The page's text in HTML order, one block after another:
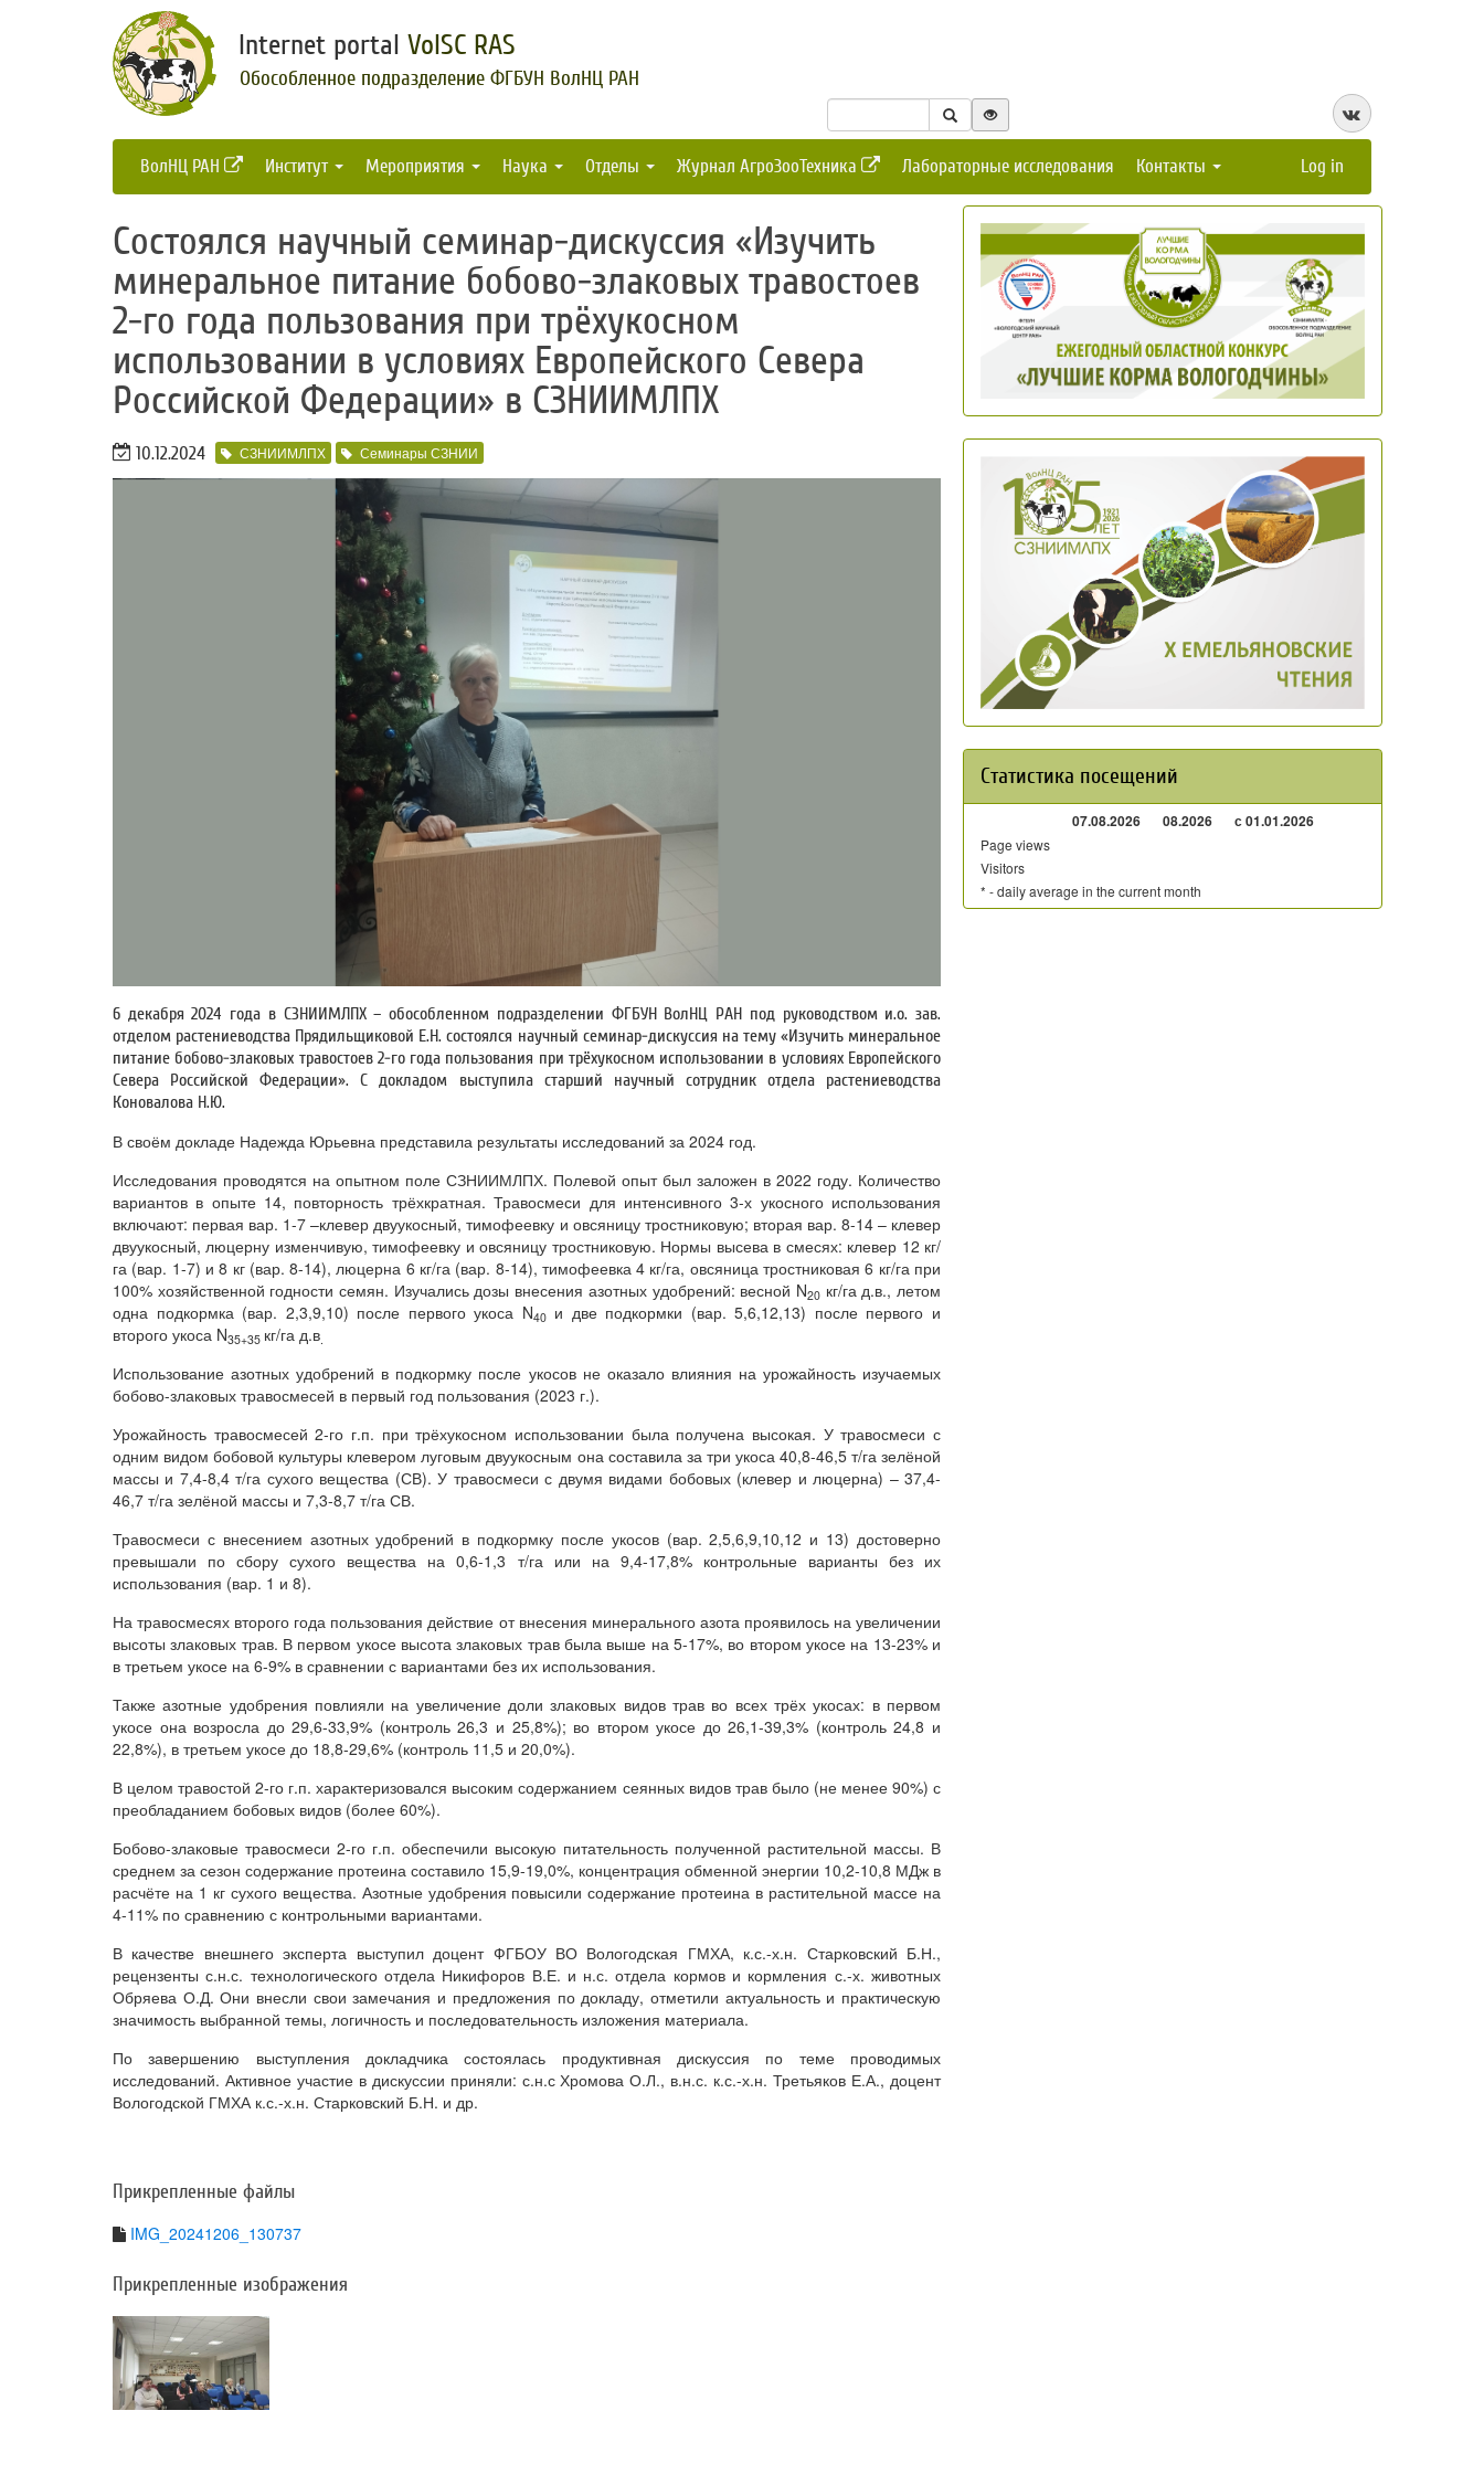
Internet portal VolSC RAS
Обособленное подразделение ФГБУН ВолНЦ РАН
ВолНЦ РАН Институт Мероприятия Наука Отделы Журнал АгроЗооТехника Лабораторные исследования Контакты Log in
Состоялся научный семинар-дискуссия «Изучить
минеральное питание бобово-злаковых травостоев
2-го года пользования при трёхукосном
использовании в условиях Европейского Севера
Российской Федерации» в СЗНИИМЛПХ
10.12.2024 СЗНИИМЛПХ Семинары СЗНИИ
6 декабря 2024 года в СЗНИИМЛПХ – обособленном подразделении ФГБУН ВолНЦ РАН под руководством и.о. зав.
отделом растениеводства Прядильщиковой Е.Н. состоялся научный семинар-дискуссия на тему «Изучить минеральное
питание бобово-злаковых травостоев 2-го года пользования при трёхукосном использовании в условиях Европейского
Севера Российской Федерации». С докладом выступила старший научный сотрудник отдела растениеводства
Коновалова Н.Ю.
В своём докладе Надежда Юрьевна представила результаты исследований за 2024 год.
Исследования проводятся на опытном поле СЗНИИМЛПХ. Полевой опыт был заложен в 2022 году. Количество
вариантов в опыте 14, повторность трёхкратная. Травосмеси для интенсивного 3-х укосного использования
включают: первая вар. 1-7 –клевер двуукосный, тимофеевку и овсяницу тростниковую; вторая вар. 8-14 – клевер
двуукосный, люцерну изменчивую, тимофеевку и овсяницу тростниковую. Нормы высева в смесях: клевер 12 кг/
га (вар. 1-7) и 8 кг (вар. 8-14), люцерна 6 кг/га (вар. 8-14), тимофеевка 4 кг/га, овсяница тростниковая 6 кг/га при
100% хозяйственной годности семян. Изучались дозы внесения азотных удобрений: весной N20кг/га д.в., летом
одна подкормка (вар. 2,3,9,10) после первого укоса N40и две подкормки (вар. 5,6,12,13) после первого и
второго укоса N35+35 кг/га д.в
Использование азотных удобрений в подкормку после укосов не оказало влияния на урожайность изучаемых
бобово-злаковых травосмесей в первый год пользования (2023 г.).
Урожайность травосмесей 2-го г.п. при трёхукосном использовании была получена высокая. У травосмеси с
одним видом бобовой культуры клевером луговым двуукосным она составила за три укоса 40,8-46,5 т/га зелёной
массы и 7,4-8,4 т/га сухого вещества (СВ). У травосмеси с двумя видами бобовых (клевер и люцерна) – 37,4-
46,7 т/га зелёной массы и 7,3-8,7 т/га СВ.
Травосмеси с внесением азотных удобрений в подкормку после укосов (вар. 2,5,6,9,10,12 и 13) достоверно
превышали по сбору сухого вещества на 0,6-1,3 т/га или на 9,4-17,8% контрольные варианты без их
использования (вар. 1 и 8).
На травосмесях второго года пользования действие от внесения минерального азота проявилось на увеличении
высоты злаковых трав. В первом укосе высота злаковых трав была выше на 5-17%, во втором укосе на 13-23% и
в третьем укосе на 6-9% в сравнении с вариантами без их использования.
Также азотные удобрения повлияли на увеличение доли злаковых видов трав во всех трёх укосах: в первом
укосе она возросла до 29,6-33,9% (контроль 26,3 и 25,8%); во втором укосе до 26,1-39,3% (контроль 24,8 и
22,8%), в третьем укосе до 18,8-29,6% (контроль 11,5 и 20,0%).
В целом травостой 2-го г.п. характеризовался высоким содержанием сеянных видов трав было (не менее 90%) с
преобладанием бобовых видов (более 60%).
Бобово-злаковые травосмеси 2-го г.п. обеспечили высокую питательность полученной растительной массы. В
среднем за сезон содержание протеина составило 15,9-19,0%, концентрация обменной энергии 10,2-10,8 МДж в
расчёте на 1 кг сухого вещества. Азотные удобрения повысили содержание протеина в растительной массе на
4-11% по сравнению с контрольными вариантами.
В качестве внешнего эксперта выступил доцент ФГБОУ ВО Вологодская ГМХА, к.с.-х.н. Старковский Б.Н.,
рецензенты с.н.с. технологического отдела Никифоров В.Е. и н.с. отдела кормов и кормления с.-х. животных
Обряева О.Д. Они внесли свои замечания и предложения по докладу, отметили актуальность и практическую
значимость выбранной темы, логичность и последовательность изложения материала.
По завершению выступления докладчика состоялась продуктивная дискуссия по теме проводимых
исследований. Активное участие в дискуссии приняли: с.н.с Хромова О.Л., в.н.с. к.с.-х.н. Третьяков Е.А., доцент
Вологодской ГМХА к.с.-х.н. Старковский Б.Н. и др.
Прикрепленные файлы
IMG_20241206_130737
Прикрепленные изображения
Статистика посещений
07.08.2026 08.2026 с 01.01.2026
Page views
Visitors
* - daily average in the current month